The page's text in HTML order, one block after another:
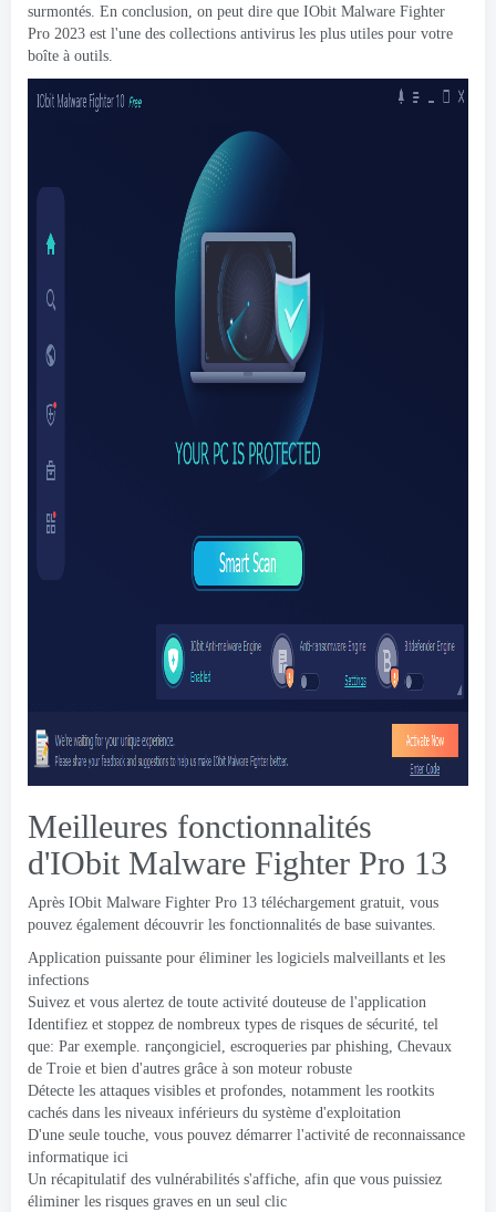
surmontés. En conclusion, on peut dire que IObit Malware Fighter
Pro 2023 est l'une des collections antivirus les plus utiles pour votre
boîte à outils.
Meilleures fonctionnalités
d'IObit Malware Fighter Pro 13
Après IObit Malware Fighter Pro 13 téléchargement gratuit, vous
pouvez également découvrir les fonctionnalités de base suivantes.
Application puissante pour éliminer les logiciels malveillants et les
infections
Suivez et vous alertez de toute activité douteuse de l'application
Identifiez et stoppez de nombreux types de risques de sécurité, tel
que: Par exemple. rançongiciel, escroqueries par phishing, Chevaux
de Troie et bien d'autres grâce à son moteur robuste
Détecte les attaques visibles et profondes, notamment les rootkits
cachés dans les niveaux inférieurs du système d'exploitation
D'une seule touche, vous pouvez démarrer l'activité de reconnaissance
informatique ici
Un récapitulatif des vulnérabilités s'affiche, afin que vous puissiez
éliminer les risques graves en un seul clic